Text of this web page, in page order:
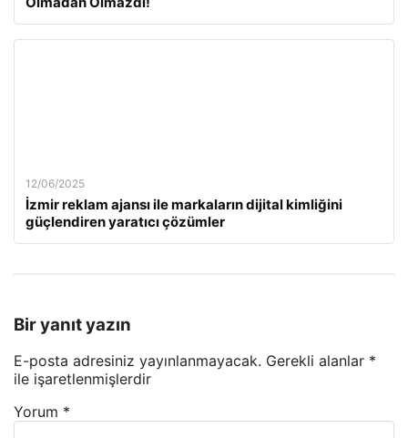
12/06/2025
İzmir reklam ajansı ile markaların dijital kimliğini
güçlendiren yaratıcı çözümler
Bir yanıt yazın
E-posta adresiniz yayınlanmayacak. Gerekli alanlar *
ile işaretlenmişlerdir
Yorum *